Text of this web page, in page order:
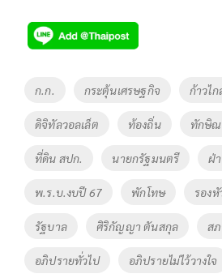
e
b
o
o
k
tt
er
p
y
Li
n
k
Tags
ก.ก. กระตุ้นเศรษฐกิจ ก้าวไก
ดิจิทัลวอลเล็ต ท้องถิ่น ทักษิณ
ที่ดิน สปก. นายกรัฐมนตรี ฝ่
พ.ร.บ.งบปี 67 พักโทษ รอง
รัฐบาล ศิริกัญญา ตันสกุล ส
อภิปรายทั่วไป อภิปรายไม่ไว้วางใจ